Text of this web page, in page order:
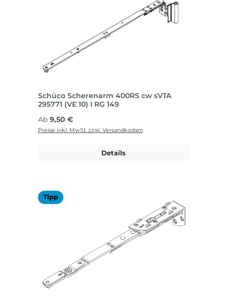
Schüco Scherenarm 400RS cw sVTA
295771 (VE 10) I RG 149
Regulärer Preis:
Ab 9,50 €
Preise inkl. MwSt. zzgl. Versandkosten
Details
Tipp